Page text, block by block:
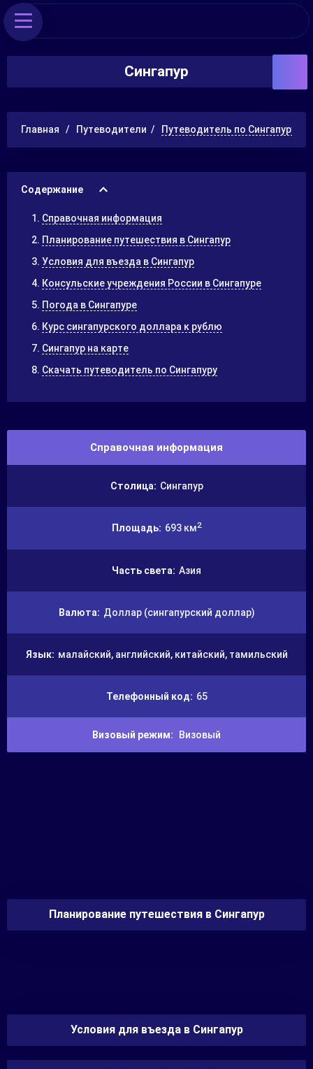
Сингапур
Главная Путеводители Путеводитель по Сингапуру
Содержание
Справочная информация
Планирование путешествия в Сингапур
Условия для въезда в Сингапур
Консульские учреждения России в Сингапуре
Погода в Сингапуре
Курс сингапурского доллара к рублю
Сингапур на карте
Скачать путеводитель по Сингапуру
Справочная информация
Столица: Сингапур
Площадь: 693 км2
Часть света: Азия
Валюта: Доллар (сингапурский доллар)
Язык: малайский, английский, китайский, тамильский
Телефонный код: 65
Визовый режим: Визовый
Планирование путешествия в Сингапур
Условия для въезда в Сингапур